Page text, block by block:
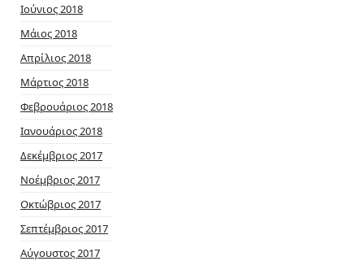
Ιούνιος 2018
Μάιος 2018
Απρίλιος 2018
Μάρτιος 2018
Φεβρουάριος 2018
Ιανουάριος 2018
Δεκέμβριος 2017
Νοέμβριος 2017
Οκτώβριος 2017
Σεπτέμβριος 2017
Αύγουστος 2017